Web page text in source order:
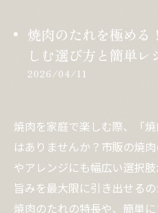
焼肉のたれを極める
しむ選び方と簡単レ
2026/04/11
焼肉を家庭で楽しむ際、「
はありませんか？市販の焼
やアレンジにも幅広い選択
旨みを最大限に引き出せる
焼肉のたれの特長や、簡単